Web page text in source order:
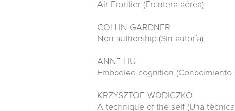
Air Frontier (Frontera aérea)
COLLIN GARDNER
Non-authorship (Sin autoría)
ANNE LIU
Embodied cognition (Conocimiento
KRZYSZTOF WODICZKO
A technique of the self (Una